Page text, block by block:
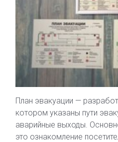
План эвакуации —
котором указаны пути
аварийные выходы.
это ознакомление